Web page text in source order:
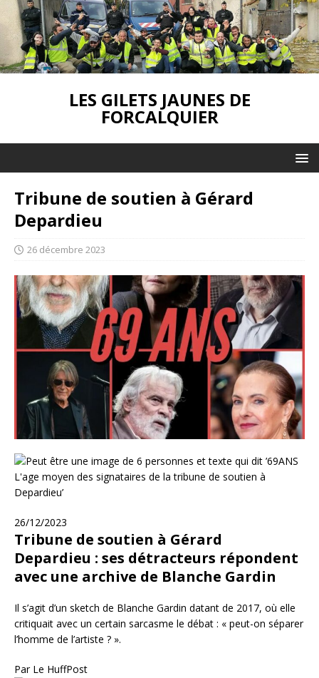
LES GILETS JAUNES DE
FORCALQUIER
Tribune de soutien à Gérard
Depardieu
26 décembre 2023
26/12/2023
Tribune de soutien à Gérard
Depardieu : ses détracteurs répondent
avec une archive de Blanche Gardin
Il s’agit d’un sketch de Blanche Gardin datant de 2017, où elle
critiquait avec un certain sarcasme le débat : « peut-on séparer
l’homme de l’artiste ? ».
Par Le HuffPost